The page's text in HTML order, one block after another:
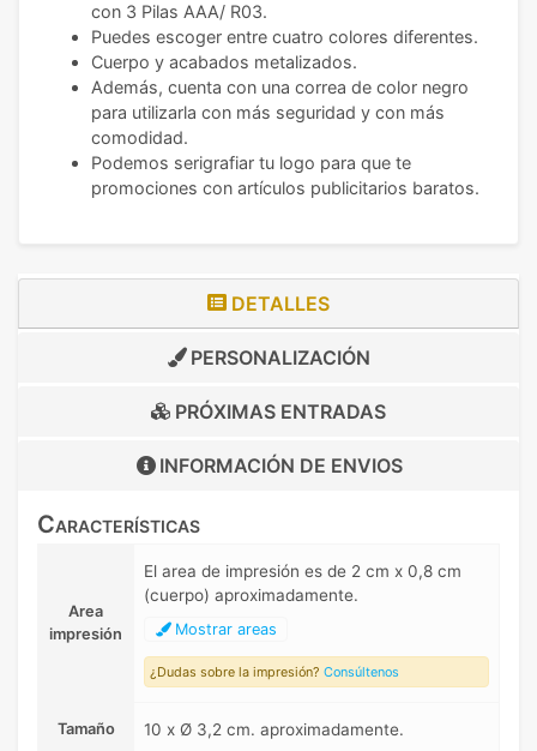
con 3 Pilas AAA/ R03.
Puedes escoger entre cuatro colores diferentes.
Cuerpo y acabados metalizados.
Además, cuenta con una correa de color negro
para utilizarla con más seguridad y con más
comodidad.
Podemos serigrafiar tu logo para que te
promociones con artículos publicitarios baratos.
DETALLES
PERSONALIZACIÓN
PRÓXIMAS ENTRADAS
INFORMACIÓN DE ENVIOS
Características
Area
impresión
El area de impresión es de 2 cm x 0,8 cm
(cuerpo) aproximadamente.
Mostrar areas
¿Dudas sobre la impresión? Consúltenos
Tamaño 10 x Ø 3,2 cm. aproximadamente.